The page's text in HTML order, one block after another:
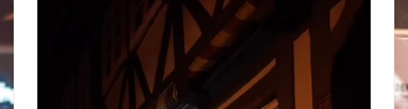
Kunstausstellungen
Nachbar-Machbar Wolfenbüttel